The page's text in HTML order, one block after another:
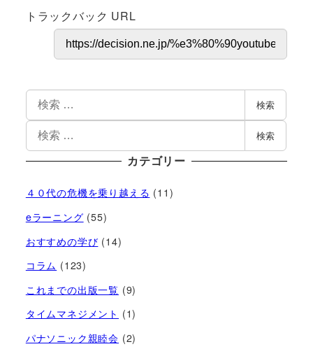
トラックバック URL
検索
検索
カテゴリー
４０代の危機を乗り越える (11)
eラーニング (55)
おすすめの学び (14)
コラム (123)
これまでの出版一覧 (9)
タイムマネジメント (1)
パナソニック親睦会 (2)